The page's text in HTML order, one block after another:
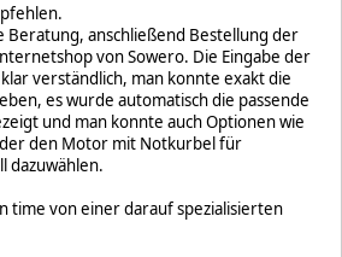
Beratung, anschließend Bestellung der
von Sowero. Die Eingabe der
verständlich, man konnte exakt die
es wurde automatisch die passende
und man konnte auch Optionen wie
den Motor mit Notkurbel für
dazuwählen.
time von einer darauf spezialisierten